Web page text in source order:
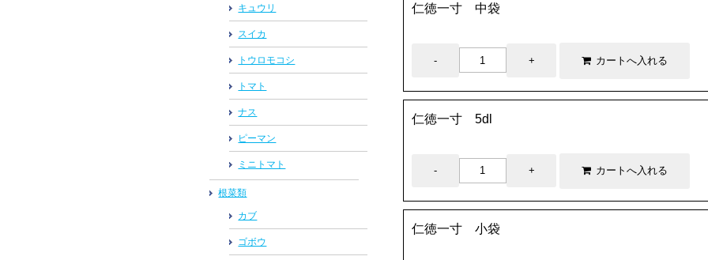
仁徳一寸 中袋
仁徳一寸 5dl
仁徳一寸 小袋
キュウリ
スイカ
トウロモコシ
トマト
ナス
ピーマン
ミニトマト
根菜類
カブ
ゴボウ